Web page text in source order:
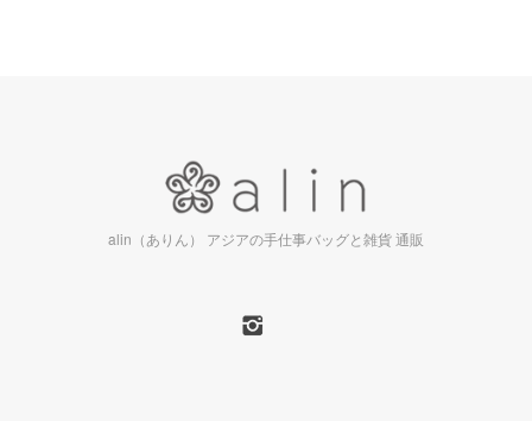
alin（ありん） アジアの手仕事バッグと雑貨 通販